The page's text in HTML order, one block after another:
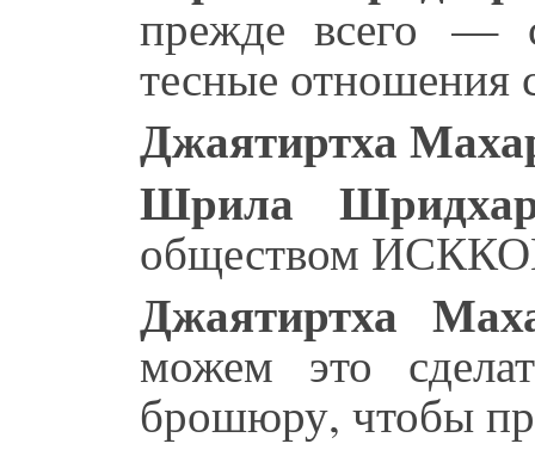
прежде всего —
тесные
Джаятиртха
Шрила
обществом
Джаятиртха
можем это
брошюру, чтобы